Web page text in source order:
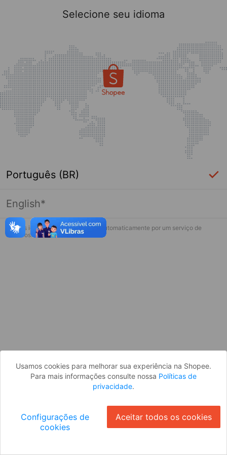
Página indisponível
Desculpe, algo deu errado. Faça login
Selecione seu idioma
Português (BR)
English*
* Esses idiomas serão traduzidos automaticamente por um serviço de
terceiros.
Usamos cookies para melhorar sua experiência na Shopee.
Para mais informações consulte nossa Políticas de
privacidade.
Configurações de
cookies
Aceitar todos os cookies